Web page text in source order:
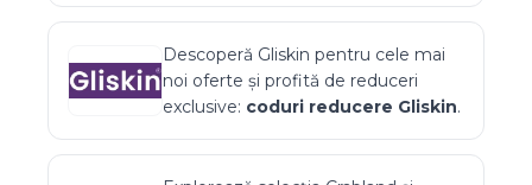
Descoperă Gliskin pentru cele mai
noi oferte și profită de reduceri
exclusive: coduri reducere Gliskin.